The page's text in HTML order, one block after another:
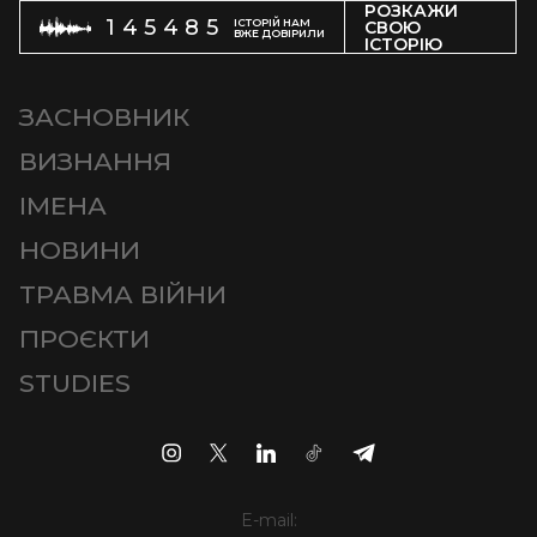
145485
ІСТОРІЙ НАМ
ВЖЕ ДОВІРИЛИ
РОЗКАЖИ
СВОЮ
ІСТОРІЮ
ЗАСНОВНИК
ВИЗНАННЯ
ІМЕНА
НОВИНИ
ТРАВМА ВІЙНИ
ПРОЄКТИ
STUDIES
E-mail: